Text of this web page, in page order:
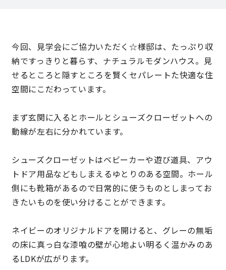
理想の暮らしを引き出すデザイン力
家具まで標準仕様の空間コーディネート
身体に優しい自然素材の家
徹底したコストダウンの追求
頑丈で長持ちの外壁
2030年の省エネ基準住宅
100年点検住宅
今回、見学会にご協力いただく☆様邸は、たっぷり収
納ですっきりと暮らす、ナチュラルモダンハウス。見
せるところと隠すところを賢くセパレートた快適な住
空間にこだわっています。
まず玄関に入るとホールとシューズクローゼットへの
動線が左右に分かれています。
シューズクローゼットはベビーカーや遊び道具、アウ
トドア用品などもしまえるゆとりのある空間。ホール
側にも靴箱があるので日常的に使うものとしまってお
きたいものを使い分けることができます。
ネイビーのオリジナルドアを開けると、グレーの無垢
の床に真っ白な漆喰の壁が心地よい明るく温かみのあ
るLDKが広がります。